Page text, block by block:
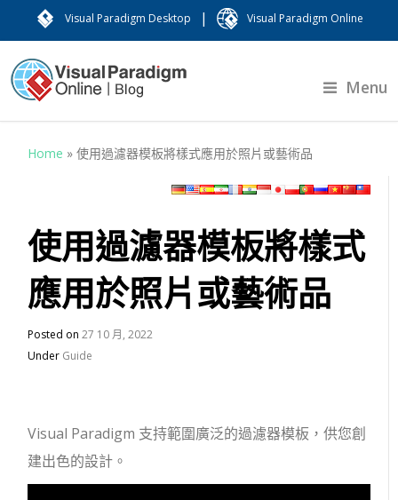
Visual Paradigm Desktop | Visual Paradigm Online
Menu
Home »使用過濾器模板將樣式應用於照片或藝術品
使用過濾器模板將樣式
應用於照片或藝術品
Posted on27 10 月, 2022
Under Guide
Visual Paradigm 支持範圍廣泛的過濾器模板，供您創
建出色的設計。